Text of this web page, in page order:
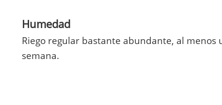
Humedad
Riego regular bastante abundante, al menos
semana.